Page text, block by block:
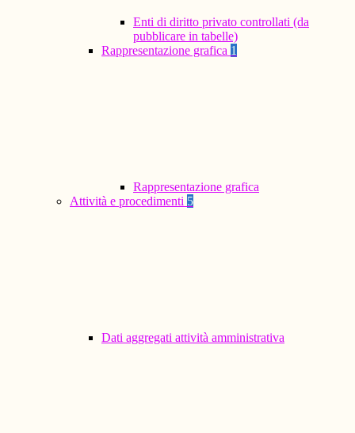
Enti di diritto privato controllati (da
pubblicare in tabelle)
Rappresentazione grafica 1
Rappresentazione grafica
Attività e procedimenti 5
Dati aggregati attività amministrativa